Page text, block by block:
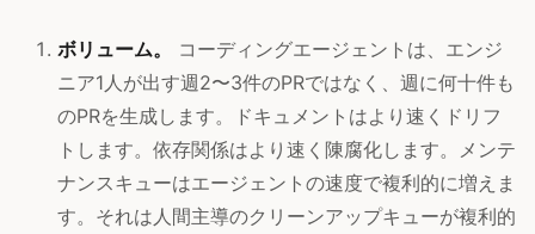
ボリューム。
コーディングエージェントは、エンジ
ニア1人が出す週2〜3件のPRではなく、週に何十件も
のPRを生成します。ドキュメントはより速くドリフ
トします。依存関係はより速く陳腐化します。メンテ
ナンスキューはエージェントの速度で複利的に増えま
す。それは人間主導のクリーンアップキューが複利的